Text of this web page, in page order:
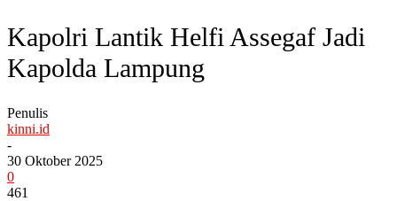
Kapolri Lantik Helfi Assegaf Jadi
Kapolda Lampung
Penulis
kinni.id
-
30 Oktober 2025
0
461